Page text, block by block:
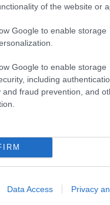
of the website or
Google to enable storage
Google to enable storage
including
and fraud prevention, and
Data Access Privacy
che sono in grado
Alfieri, 23 giugno
su Whatsapp. È
(gratis).